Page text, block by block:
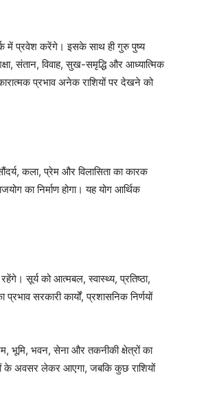
में प्रवेश करेंगे। इसके साथ ही गुरु पुष्य
संतान, विवाह, सुख-समृद्धि और आध्यात्मिक
प्रभाव अनेक राशियों पर देखने को
कला, प्रेम और विलासिता का कारक
का निर्माण होगा। यह योग आर्थिक
सूर्य को आत्मबल, स्वास्थ्य, प्रतिष्ठा,
सरकारी कार्यों, प्रशासनिक निर्णयों
भूमि, भवन, सेना और तकनीकी क्षेत्रों का
के अवसर लेकर आएगा, जबकि कुछ राशियों